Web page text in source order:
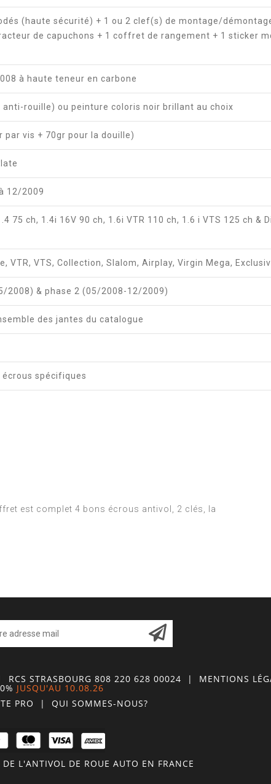
(haute sécurité) + 1 ou 2 clef(s) de montage/
de capuchons + 1 coffret de rangement + 1 sticker
à haute teneur en carbone
rouille) ou peinture coloris noir brillant au choix
par vis + 70gr pour la douille)
12/2009
75 ch, 1.4i 16V 90 ch, 1.6i VTR 110 ch, 1.6 i VTS 125 ch &
VTR, VTS, Collection, Slalom, Airplay, Virgin Mega,
2008) & phase 2 (05/2008-12/2009)
des jantes du catalogue
spécifiques
est complet 4 bons écrous antivol, 2 clés, la
RCS STRASBOURG 808 220 628 00024 | MENTIONS
JUSQU'AU 10.08.26
PRO | QUI SOMMES-NOUS?
L'ANTIVOL DE ROUE AUTO EN FRANCE